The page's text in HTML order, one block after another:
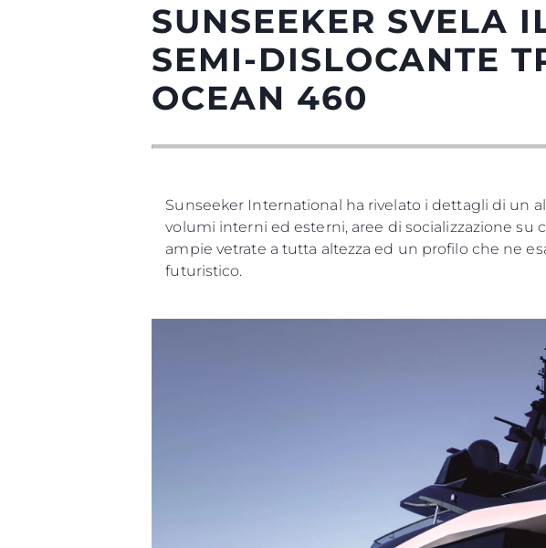
SUNSEEKER SVELA
SEMI-DISLOCANTE
OCEAN 460
Sunseeker International ha rivelato i dettagli di un
volumi interni ed esterni, aree di socializzazione su
ampie vetrate a tutta altezza ed un profilo che ne
futuristico.